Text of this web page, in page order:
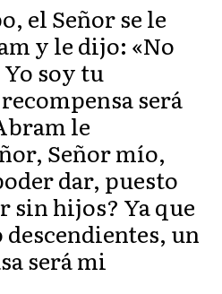
el Señor se le
y le dijo: «No
soy tu
será
le
Señor mío,
dar, puesto
sin hijos? Ya que
descendientes, un
será mi